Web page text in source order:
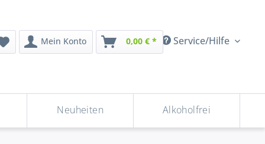
Service/Hilfe
Mein Konto 0,00 € *
Neuheiten Alkoholfrei